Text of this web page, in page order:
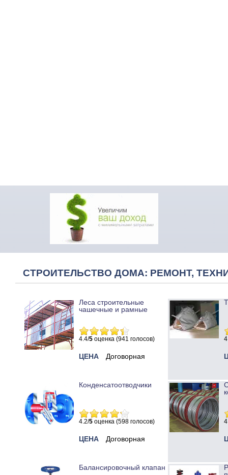
СТРОИТЕЛЬСТВО ДОМА: РЕМОНТ,
Леса строительные
чашечные и рамные
4.4/5 оценка (941 голосов)
ЦЕНА Договорная
Конденсатоотводчики
4.2/5 оценка (598 голосов)
ЦЕНА Договорная
Балансировочный клапан